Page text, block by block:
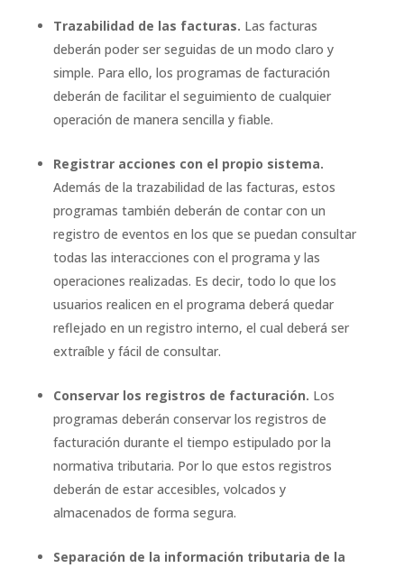
Trazabilidad de las facturas. Las facturas
deberán poder ser seguidas de un modo claro y
simple. Para ello, los programas de facturación
deberán de facilitar el seguimiento de cualquier
operación de manera sencilla y fiable.
Registrar acciones con el propio sistema.
Además de la trazabilidad de las facturas, estos
programas también deberán de contar con un
registro de eventos en los que se puedan consultar
todas las interacciones con el programa y las
operaciones realizadas. Es decir, todo lo que los
usuarios realicen en el programa deberá quedar
reflejado en un registro interno, el cual deberá ser
extraíble y fácil de consultar.
Conservar los registros de facturación. Los
programas deberán conservar los registros de
facturación durante el tiempo estipulado por la
normativa tributaria. Por lo que estos registros
deberán de estar accesibles, volcados y
almacenados de forma segura.
Separación de la información tributaria de la